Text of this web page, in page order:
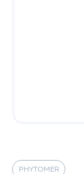
PHYTOMER